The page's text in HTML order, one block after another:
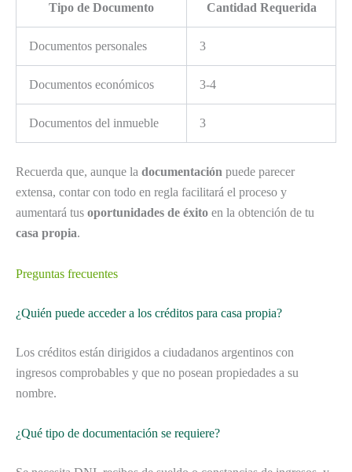
Tipo de Documento Cantidad Requerida
Documentos personales 3
Documentos económicos 3-4
Documentos del inmueble 3
Recuerda que, aunque la documentación puede parecer
extensa, contar con todo en regla facilitará el proceso y
aumentará tus oportunidades de éxito en la obtención de tu
casa propia.
Preguntas frecuentes
¿Quién puede acceder a los créditos para casa propia?
Los créditos están dirigidos a ciudadanos argentinos con
ingresos comprobables y que no posean propiedades a su
nombre.
¿Qué tipo de documentación se requiere?